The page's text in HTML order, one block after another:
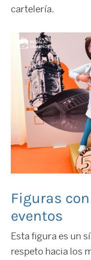
cartelería.
Figuras
eventos
Esta figura es un
respeto hacia los